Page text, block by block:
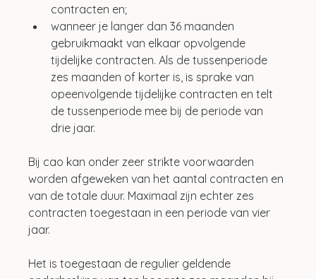
contracten en;
wanneer je langer dan 36 maanden
gebruikmaakt van elkaar opvolgende
tijdelijke contracten. Als de tussenperiode
zes maanden of korter is, is sprake van
opeenvolgende tijdelijke contracten en telt
de tussenperiode mee bij de periode van
drie jaar.
Bij cao kan onder zeer strikte voorwaarden
worden afgeweken van het aantal contracten en
van de totale duur. Maximaal zijn echter zes
contracten toegestaan in een periode van vier
jaar.
Het is toegestaan de regulier geldende